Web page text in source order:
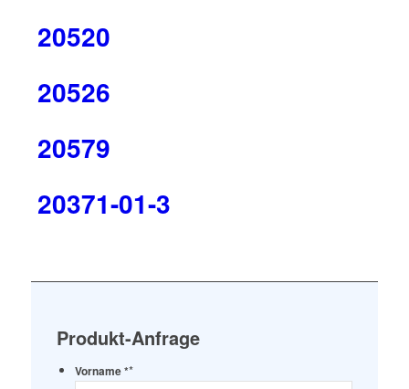
20520
20526
20579
20371-01-3
Produkt-Anfrage
Vorname **